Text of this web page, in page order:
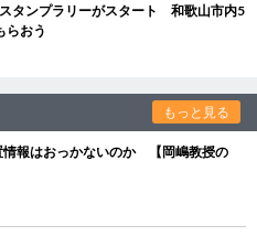
タンプラリーがスタート 和歌山市内5
らおう
もっと見る
情報はおっかないのか 【岡嶋教授の